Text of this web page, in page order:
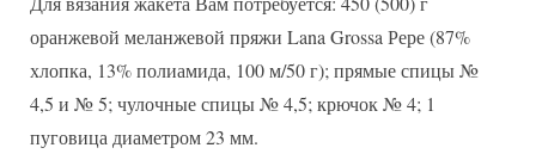
оранжевой меланжевой пряжи Lana Grossa Рере (87%
хлопка, 13% полиамида, 100 м/50 г); прямые спицы №
4,5 и № 5; чулочные спицы № 4,5; крючок № 4; 1
пуговица диаметром 23 мм.